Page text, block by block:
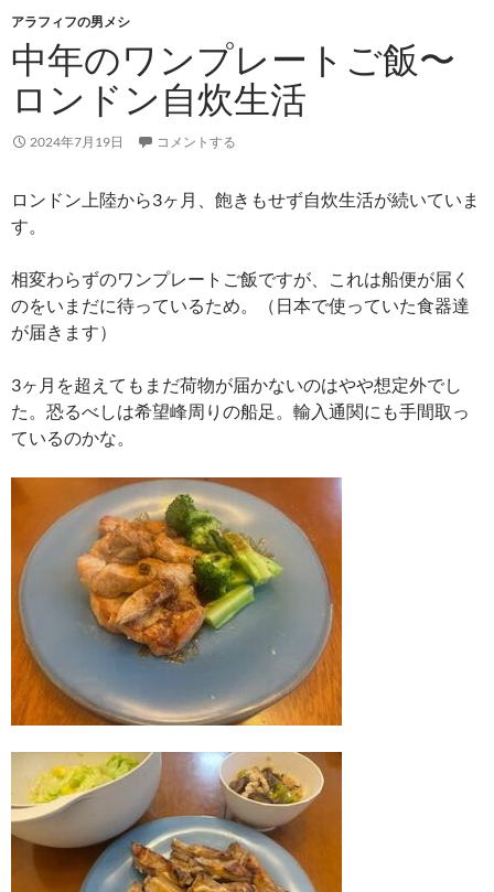
アラフィフの男メシ
中年のワンプレートご飯〜
ロンドン自炊生活
2024年7月19日 コメントする
ロンドン上陸から3ヶ月、飽きもせず自炊生活が続いていま
す。
相変わらずのワンプレートご飯ですが、これは船便が届く
のをいまだに待っているため。（日本で使っていた食器達
が届きます）
3ヶ月を超えてもまだ荷物が届かないのはやや想定外でし
た。恐るべしは希望峰周りの船足。輸入通関にも手間取っ
ているのかな。